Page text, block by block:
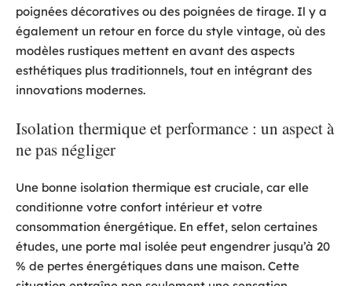
poignées décoratives ou des poignées de tirage. Il y a
également un retour en force du style vintage, où des
modèles rustiques mettent en avant des aspects
esthétiques plus traditionnels, tout en intégrant des
innovations modernes.
Isolation thermique et performance : un aspect à
ne pas négliger
Une bonne isolation thermique est cruciale, car elle
conditionne votre confort intérieur et votre
consommation énergétique. En effet, selon certaines
études, une porte mal isolée peut engendrer jusqu’à 20
% de pertes énergétiques dans une maison. Cette